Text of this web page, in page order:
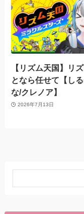
【リズム天国】リ
となら任せて【し
な/クレノア】
2026年7月13日